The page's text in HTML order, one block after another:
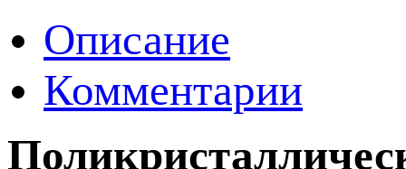
Описание
Комментарии